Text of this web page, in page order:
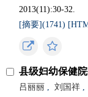
2013(11):30-32.
[摘要](1741)
县级妇幼保健
吕丽丽 , 刘国祥 ,